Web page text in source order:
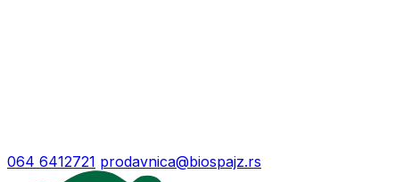
064 6412721 prodavnica@biospajz.rs